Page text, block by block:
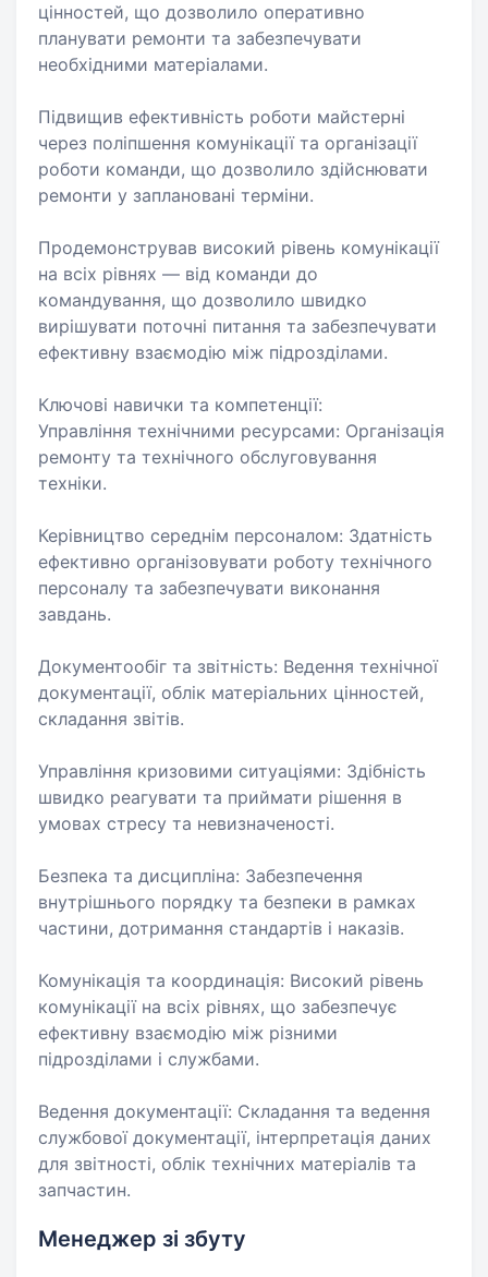
цінностей, що дозволило оперативно
планувати ремонти та забезпечувати
необхідними матеріалами.
Підвищив ефективність роботи майстерні
через поліпшення комунікації та організації
роботи команди, що дозволило здійснювати
ремонти у заплановані терміни.
Продемонстрував високий рівень комунікації
на всіх рівнях — від команди до
командування, що дозволило швидко
вирішувати поточні питання та забезпечувати
ефективну взаємодію між підрозділами.
Ключові навички та компетенції:
Управління технічними ресурсами: Організація
ремонту та технічного обслуговування
техніки.
Керівництво середнім персоналом: Здатність
ефективно організовувати роботу технічного
персоналу та забезпечувати виконання
завдань.
Документообіг та звітність: Ведення технічної
документації, облік матеріальних цінностей,
складання звітів.
Управління кризовими ситуаціями: Здібність
швидко реагувати та приймати рішення в
умовах стресу та невизначеності.
Безпека та дисципліна: Забезпечення
внутрішнього порядку та безпеки в рамках
частини, дотримання стандартів і наказів.
Комунікація та координація: Високий рівень
комунікації на всіх рівнях, що забезпечує
ефективну взаємодію між різними
підрозділами і службами.
Ведення документації: Складання та ведення
службової документації, інтерпретація даних
для звітності, облік технічних матеріалів та
запчастин.
Менеджер зі збуту